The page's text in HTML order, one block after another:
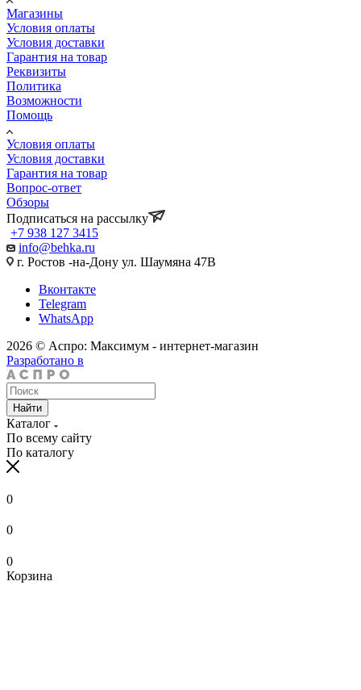
Магазины
Условия оплаты
Условия доставки
Гарантия на товар
Реквизиты
Политика
Возможности
Помощь
Условия оплаты
Условия доставки
Гарантия на товар
Вопрос-ответ
Обзоры
Подписаться на рассылку
+7 938 127 3415
info@behka.ru
г. Ростов -на-Дону ул. Шаумяна 47В
Вконтакте
Telegram
WhatsApp
2026 © Аспро: Максимум - интернет-магазин
Разработано в
Найти
Каталог
По всему сайту
По каталогу
0
0
0
Корзина